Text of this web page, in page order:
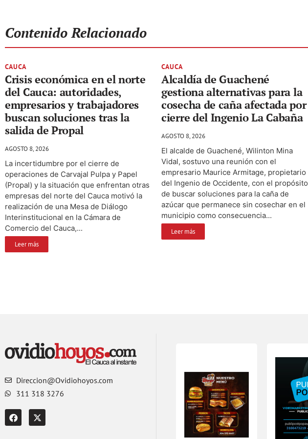
Contenido Relacionado
CAUCA
Crisis económica en el norte
del Cauca: autoridades,
empresarios y trabajadores
buscan soluciones tras la
salida de Propal
AGOSTO 8, 2026
La incertidumbre por el cierre de
operaciones de Carvajal Pulpa y Papel
(Propal) y la situación que enfrentan otras
empresas del norte del Cauca motivó la
realización de una Mesa de Diálogo
Interinstitucional en la Cámara de
Comercio del Cauca,...
Leer más
CAUCA
Alcaldía de Guachené
gestiona alternativas para la
cosecha de caña afectada por
cierre del Ingenio La Cabaña
AGOSTO 8, 2026
El alcalde de Guachené, Wilinton Mina
Vidal, sostuvo una reunión con el
empresario Maurice Armitage, propietario
del Ingenio de Occidente, con el propósito
de buscar soluciones para la caña de
azúcar que permanece sin cosechar en el
municipio como consecuencia...
Leer más
Direccion@Ovidiohoyos.com
311 318 3276